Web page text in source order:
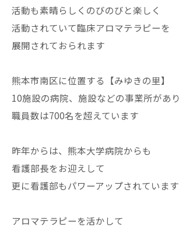
活動も素晴らしくのびのびと楽しく
活動されていて臨床アロマテラピーを
展開されておられます
熊本市南区に位置する【みゆきの里】
10施設の病院、施設などの事業所があり
職員数は700名を超えています
昨年からは、熊本大学病院からも
看護部長をお迎えして
更に看護部もパワーアップされています
アロマテラピーを活かして